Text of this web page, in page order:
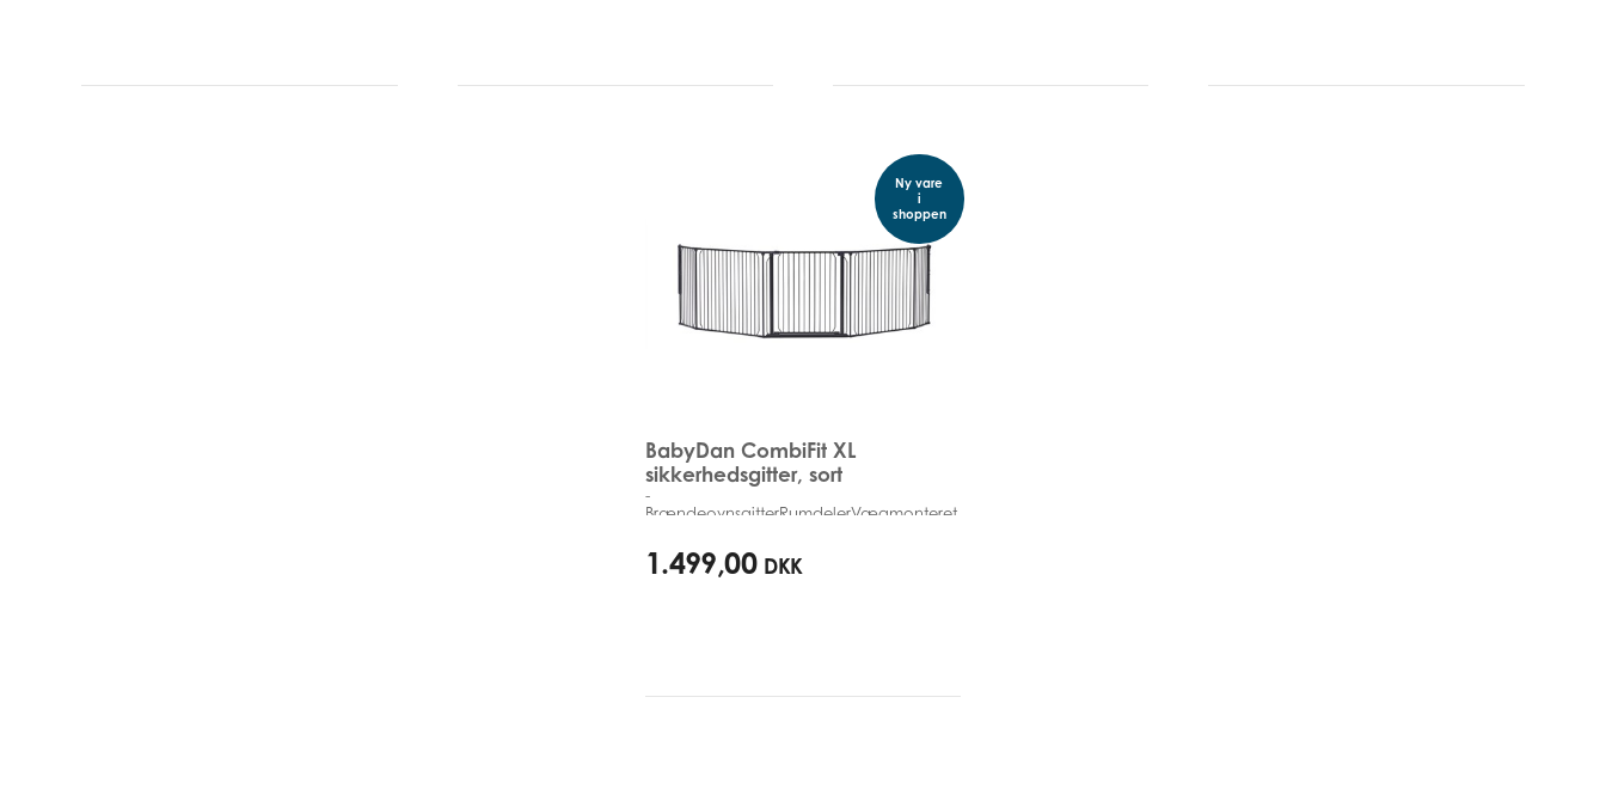
Ny vare
i
shoppen
BabyDan CombiFit XL
sikkerhedsgitter, sort
-
BrændeovnsgitterRumdelerVægmonteret
1.499,00 DKK